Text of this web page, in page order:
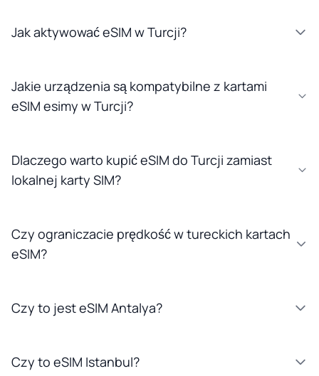
Jak aktywować eSIM w Turcji?
Jakie urządzenia są kompatybilne z kartami
eSIM esimy w Turcji?
Dlaczego warto kupić eSIM do Turcji zamiast
lokalnej karty SIM?
Czy ograniczacie prędkość w tureckich kartach
eSIM?
Czy to jest eSIM Antalya?
Czy to eSIM Istanbul?